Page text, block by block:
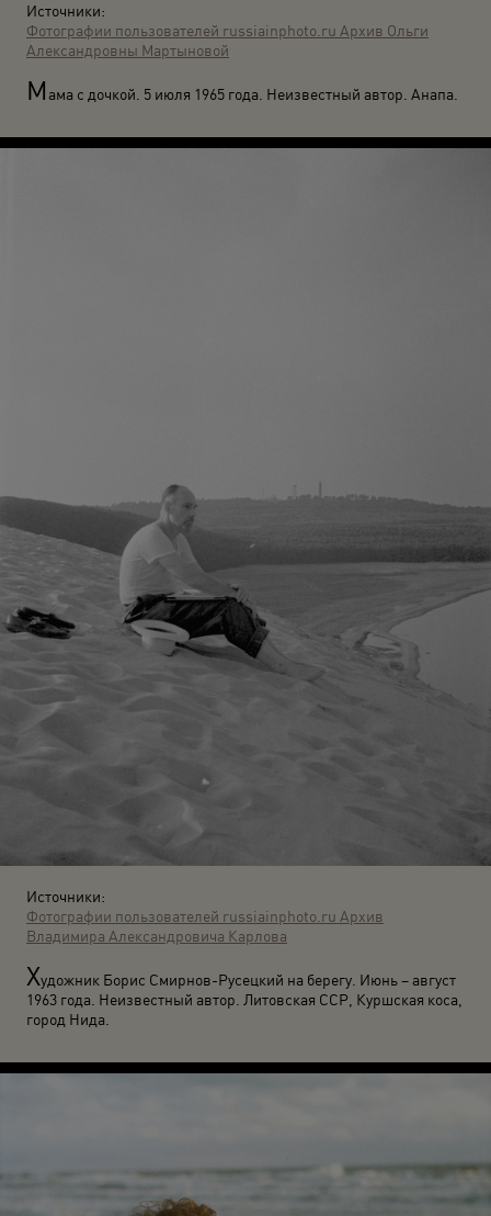
Источники:
Фотографии пользователей russiainphoto.ru Архив Ольги
Александровны Мартыновой
М ама с дочкой. 5 июля 1965 года. Неизвестный автор. Анапа.
Источники:
Фотографии пользователей russiainphoto.ru Архив
Владимира Александровича Карлова
Художник Борис Смирнов-Русецкий на берегу. Июнь – август
1963 года. Неизвестный автор. Литовская ССР, Куршская коса,
город Нида.